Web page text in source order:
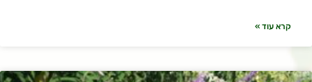
קרא עוד »